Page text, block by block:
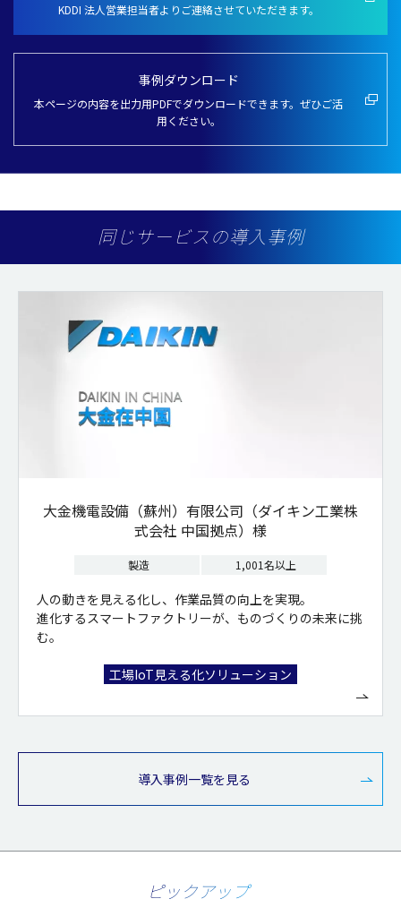
KDDI 法人営業担当者よりご連絡させていただきます。
事例ダウンロード
本ページの内容を出力用PDFでダウンロードできます。ぜひご活
用ください。
同じサービスの導入事例
大金機電設備（蘇州）有限公司（ダイキン工業株
式会社 中国拠点）様
製造 1,001名以上
人の動きを見える化し、作業品質の向上を実現。
進化するスマートファクトリーが、ものづくりの未来に挑
む。
工場IoT見える化ソリューション
導入事例一覧を見る
ピックアップ